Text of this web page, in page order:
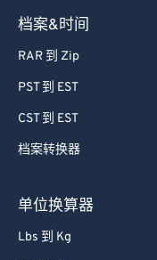
档案&时间
RAR 到 Zip
PST 到 EST
CST 到 EST
档案转换器
单位换算器
Lbs 到 Kg